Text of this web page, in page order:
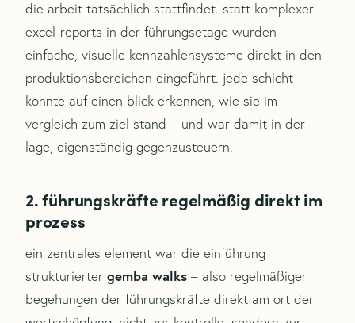
die arbeit tatsächlich stattfindet. statt komplexer
excel-reports in der führungsetage wurden
einfache, visuelle kennzahlensysteme direkt in den
produktionsbereichen eingeführt. jede schicht
konnte auf einen blick erkennen, wie sie im
vergleich zum ziel stand – und war damit in der
lage, eigenständig gegenzusteuern.
2. führungskräfte regelmäßig direkt im
prozess
ein zentrales element war die einführung
strukturierter gemba walks – also regelmäßiger
begehungen der führungskräfte direkt am ort der